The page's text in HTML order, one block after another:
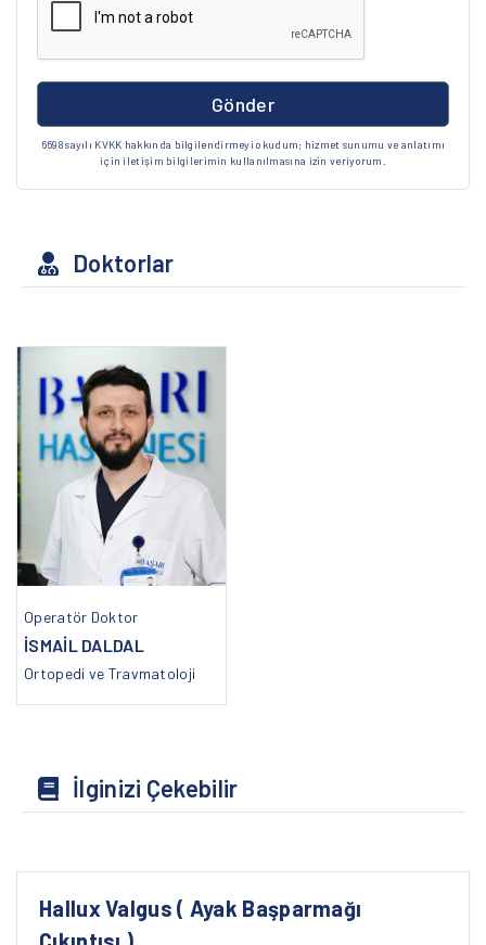
Gönder
6698 sayılı KVKK hakkında bilgilendirmeyi okudum; hizmet sunumu ve anlatımı
için iletişim bilgilerimin kullanılmasına izin veriyorum.
Doktorlar
Operatör Doktor
İSMAİL DALDAL
Ortopedi ve Travmatoloji
İlginizi Çekebilir
Hallux Valgus ( Ayak Başparmağı